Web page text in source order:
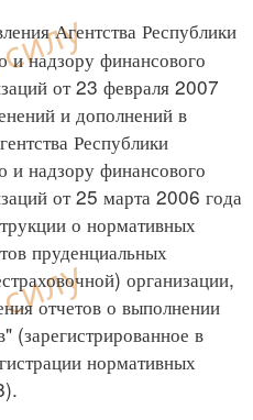
Агентства Республики
и надзору финансового
от 23 февраля 2007
и дополнений в
Республики
и надзору финансового
от 25 марта 2006 года
о нормативных
пруденциальных
организации,
отчетов о выполнении
(зарегистрированное в
нормативных